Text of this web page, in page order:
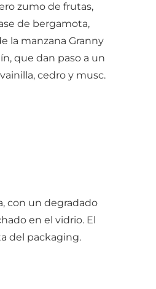
zumo de frutas,
de bergamota,
la manzana Granny
que dan paso a un
cedro y musc.
con un degradado
en el vidrio. El
del packaging.